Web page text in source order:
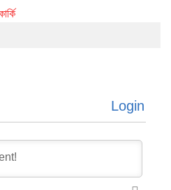
Login